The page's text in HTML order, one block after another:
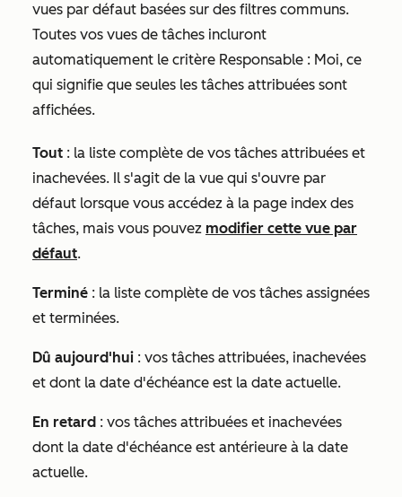
vues par défaut basées sur des filtres communs.
Toutes vos vues de tâches incluront
automatiquement le critère Responsable : Moi, ce
qui signifie que seules les tâches attribuées sont
affichées.
Tout : la liste complète de vos tâches attribuées et
inachevées. Il s'agit de la vue qui s'ouvre par
défaut lorsque vous accédez à la page index des
tâches, mais vous pouvez modifier cette vue par
défaut.
Terminé : la liste complète de vos tâches assignées
et terminées.
Dû aujourd'hui : vos tâches attribuées, inachevées
et dont la date d'échéance est la date actuelle.
En retard : vos tâches attribuées et inachevées
dont la date d'échéance est antérieure à la date
actuelle.